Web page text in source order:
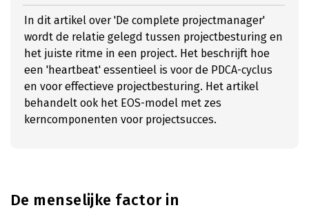
In dit artikel over 'De complete projectmanager'
wordt de relatie gelegd tussen projectbesturing en
het juiste ritme in een project. Het beschrijft hoe
een 'heartbeat' essentieel is voor de PDCA-cyclus
en voor effectieve projectbesturing. Het artikel
behandelt ook het EOS-model met zes
kerncomponenten voor projectsucces.
De menselijke factor in